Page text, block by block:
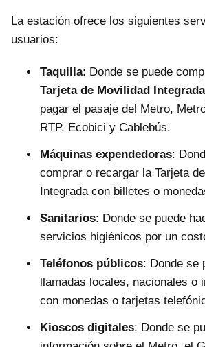
La estación ofrece los siguientes
usuarios:
Taquilla: Donde se puede
Tarjeta de Movilidad Integrada
pagar el pasaje del Metro,
RTP, Ecobici y Cablebús.
Máquinas expendedoras:
comprar o recargar la Tarjeta
Integrada con billetes o
Sanitarios: Donde se puede
servicios higiénicos por un
Teléfonos públicos: Donde se
llamadas locales, nacionales o
con monedas o tarjetas
Kioscos digitales: Donde se